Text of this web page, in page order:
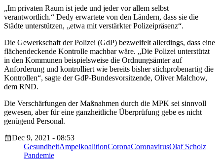
„Im privaten Raum ist jede und jeder vor allem selbst
verantwortlich.“ Dedy erwartete von den Ländern, dass sie die
Städte unterstützen, „etwa mit verstärkter Polizeipräsenz“.
Die Gewerkschaft der Polizei (GdP) bezweifelt allerdings, dass eine
flächendeckende Kontrolle machbar wäre. „Die Polizei unterstützt
in den Kommunen beispielsweise die Ordnungsämter auf
Anforderung und kontrolliert wie bereits bisher stichprobenartig die
Kontrollen“, sagte der GdP-Bundesvorsitzende, Oliver Malchow,
dem RND.
Die Verschärfungen der Maßnahmen durch die MPK sei sinnvoll
gewesen, aber für eine ganzheitliche Überprüfung gebe es nicht
genügend Personal.
Dec 9, 2021 - 08:53
GesundheitAmpelkoalitionCoronaCoronavirusOlaf Scholz
Pandemie